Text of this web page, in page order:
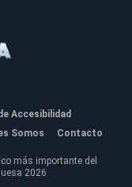
Accesibilidad
Somos Contacto
más importante del
2026